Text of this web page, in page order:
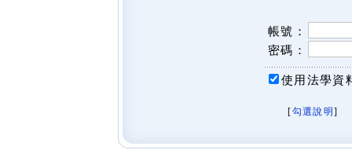
帳號：
密碼：
使用法學資
[勾選說明 ]